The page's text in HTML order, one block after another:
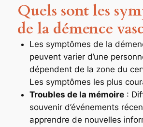
Quels sont les
de la démence
Les symptômes de la
peuvent varier d’une
dépendent de la zone du
Les symptômes les plus
Troubles de la mémoire :
souvenir d’événements
apprendre de nouvelles